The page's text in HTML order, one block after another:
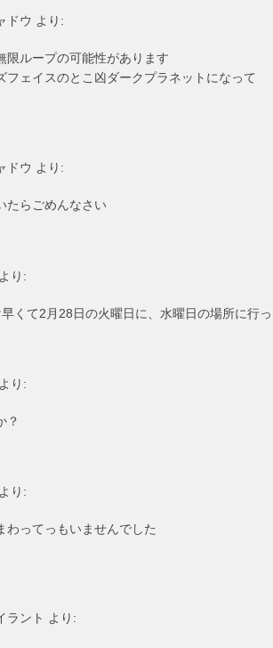
ドウ より:
限ループの可能性があります
フェイスのとこ凶ダークプラネットになって
ドウ より:
たらごめんなさい
より:
くて2月28日の火曜日に、水曜日の場所に行
より:
？
より:
わってっもいませんでした
ラント より: